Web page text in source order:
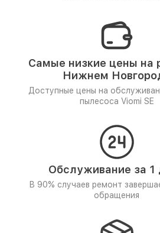
Самые низкие цены на
Нижнем
Доступные цены на
пылесоса Viomi SE
Обслуживание за 1
В 90% случаев ремонт
обращения